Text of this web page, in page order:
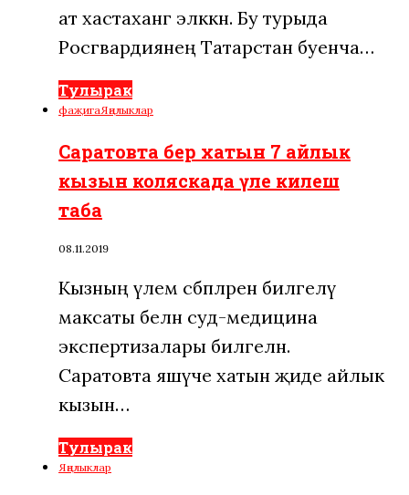
ат хастаханәгә эләккән. Бу турыда
Росгвардиянең Татарстан буенча…
Тулырак
фаҗигаЯңалыклар
Саратовта бер хатын 7 айлык
кызын коляскада үле килеш
таба
08.11.2019
Кызның үлем сәбәпләрен билгеләү
максаты белән суд-медицина
экспертизалары билгеләнә.
Саратовта яшәүче хатын җиде айлык
кызын…
Тулырак
Яңалыклар